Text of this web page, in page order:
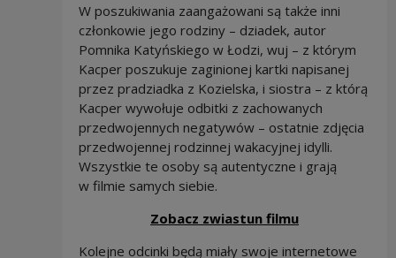
W poszukiwania zaangażowani są także inni
członkowie jego rodziny – dziadek, autor
Pomnika Katyńskiego w Łodzi, wuj – z którym
Kacper poszukuje zaginionej kartki napisanej
przez pradziadka z Kozielska, i siostra – z którą
Kacper wywołuje odbitki z zachowanych
przedwojennych negatywów – ostatnie zdjęcia
przedwojennej rodzinnej wakacyjnej idylli.
Wszystkie te osoby są autentyczne i grają
w filmie samych siebie.
Zobacz zwiastun filmuUwaga, link
Kolejne odcinki będą miały swoje internetowe